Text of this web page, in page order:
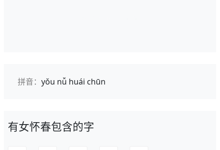
拼音： yǒu nǚ huái chūn
有女怀春包含的字